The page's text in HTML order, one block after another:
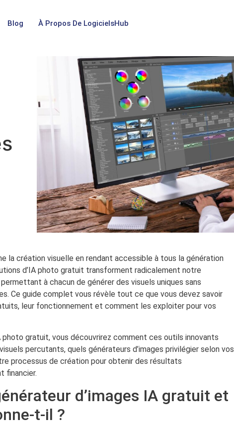
Blog À Propos De LogicielsHub
la création visuelle en rendant accessible à tous la génération
d’IA photo gratuit transforment radicalement notre
à chacun de générer des visuels uniques sans
Ce guide complet vous révèle tout ce que vous devez savoir
leur fonctionnement et comment les exploiter pour vos
photo gratuit, vous découvrirez comment ces outils innovants
percutants, quels générateurs d’images privilégier selon vos
processus de création pour obtenir des résultats
financier.
d’images IA gratuit et
t-il ?